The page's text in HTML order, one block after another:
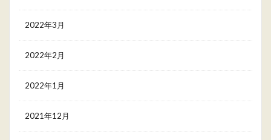
2022年3月
2022年2月
2022年1月
2021年12月